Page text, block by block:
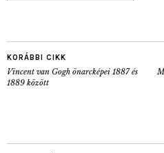
KORÁBBI CIKK
Vincent van Gogh önarcképei 1887 és
1889 között